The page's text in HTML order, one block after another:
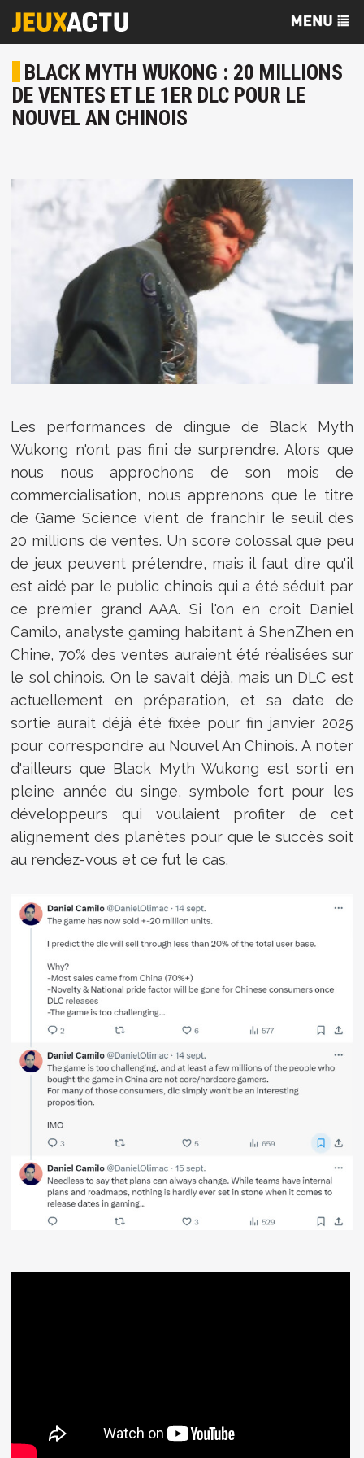
BLACK MYTH WUKONG : 20 MILLIONS
DE VENTES ET LE 1ER DLC POUR LE
NOUVEL AN CHINOIS
Les performances de dingue de Black Myth
Wukong n'ont pas fini de surprendre. Alors que
nous nous approchons de son mois de
commercialisation, nous apprenons que le titre
de Game Science vient de franchir le seuil des
20 millions de ventes. Un score colossal que peu
de jeux peuvent prétendre, mais il faut dire qu'il
est aidé par le public chinois qui a été séduit par
ce premier grand AAA. Si l'on en croit Daniel
Camilo, analyste gaming habitant à ShenZhen en
Chine, 70% des ventes auraient été réalisées sur
le sol chinois. On le savait déjà, mais un DLC est
actuellement en préparation, et sa date de
sortie aurait déjà été fixée pour fin janvier 2025
pour correspondre au Nouvel An Chinois. A noter
d'ailleurs que Black Myth Wukong est sorti en
pleine année du singe, symbole fort pour les
développeurs qui voulaient profiter de cet
alignement des planètes pour que le succès soit
au rendez-vous et ce fut le cas.